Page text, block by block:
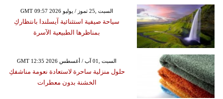
GMT 09:57 2026 السبت ,25 تموز / يوليو
سياحة صيفية استثنائية آيسلندا بانتظاركِ
بمناظرها الطبيعية الآسرة
GMT 12:35 2026 السبت ,01 آب / أغسطس
حلول منزلية ساحرة لاستعادة نعومة مناشفكِ
الخشنة بدون معطرات